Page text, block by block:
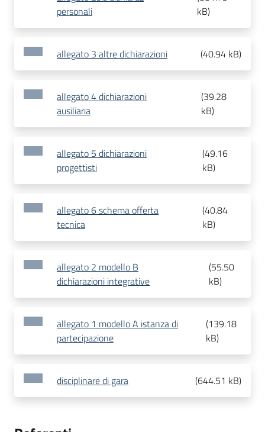
personali
kB)
allegato 3 altre dichiarazioni (40.94 kB)
allegato 4 dichiarazioni
ausiliaria
(39.28
kB)
allegato 5 dichiarazioni
progettisti
(49.16
kB)
allegato 6 schema offerta
tecnica
(40.84
kB)
allegato 2 modello B
dichiarazioni integrative
(55.50
kB)
allegato 1 modello A istanza di
partecipazione
(139.18
kB)
disciplinare di gara (644.51 kB)